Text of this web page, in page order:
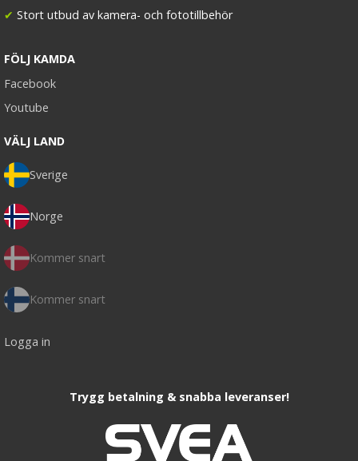
✔ Stort utbud av kamera- och fototillbehör
FÖLJ KAMDA
Facebook
Youtube
VÄLJ LAND
Sverige
Norge
Kommer snart
Kommer snart
Logga in
Trygg betalning & snabba leveranser!